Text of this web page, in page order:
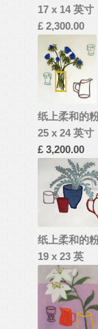
17 x 14 英寸
£ 2,300.00
纸上柔和的
25 x 24 英寸
£ 3,200.00
纸上柔和的
19 x 23 英